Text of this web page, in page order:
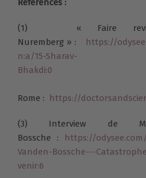
Références :
(1) « Faire
Nuremberg » :
https://
n:a/15-Sharav-
Bhakdi:0
(2)
Rome :
https://
(3) Interview de
Bossche :
https://
Vanden-Bossche---
venir:6